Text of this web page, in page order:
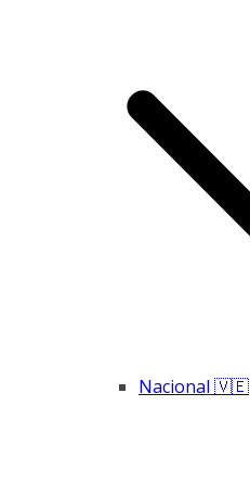
Nacional 🇻🇪